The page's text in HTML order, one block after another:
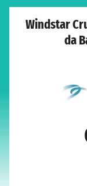
Windstar
da